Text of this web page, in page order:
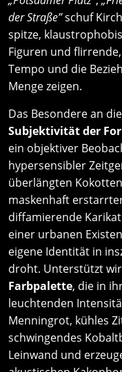
der Straße”schuf
spitze,
Figuren und
Tempo und die
Menge zeigen.
Das Besondere an
Subjektivität der
ein objektiver
hypersensibler
überlängten
maskenhaft
diffamierende
einer urbanen
eigene Identität in
droht. Unterstützt
Farbpalette, die in
leuchtenden
Menningrot, kühles
schwingendes
Leinwand und